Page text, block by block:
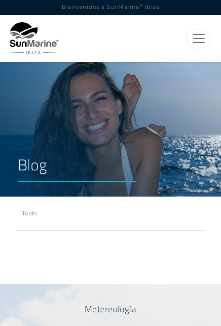
Bienvenidos a SunMarine ® Ibiza
Blog
Todo
Metereología